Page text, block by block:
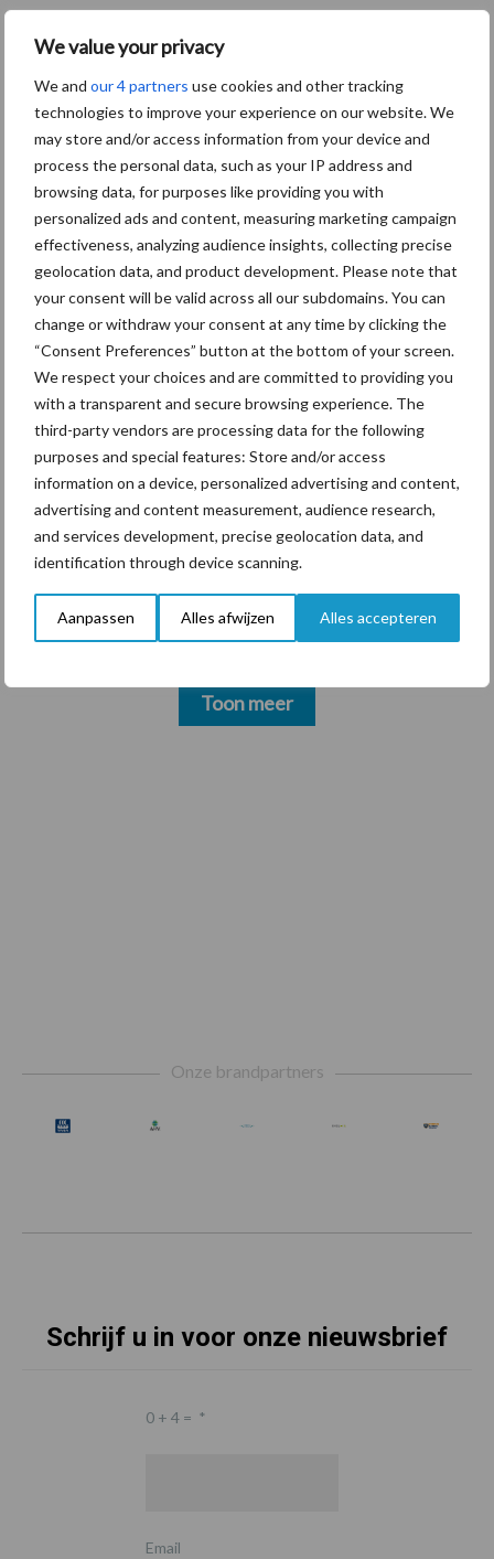
We value your privacy
We and our 4 partners use cookies and other tracking
technologies to improve your experience on our website. We
may store and/or access information from your device and
process the personal data, such as your IP address and
browsing data, for purposes like providing you with
personalized ads and content, measuring marketing campaign
effectiveness, analyzing audience insights, collecting precise
geolocation data, and product development. Please note that
your consent will be valid across all our subdomains. You can
change or withdraw your consent at any time by clicking the
“Consent Preferences” button at the bottom of your screen.
We respect your choices and are committed to providing you
with a transparent and secure browsing experience. The
third-party vendors are processing data for the following
purposes and special features: Store and/or access
information on a device, personalized advertising and content,
advertising and content measurement, audience research,
and services development, precise geolocation data, and
identification through device scanning.
Aanpassen Alles afwijzen Alles accepteren
Primaire
Sidebar
6 aug
Tien praktische tips voor een
langere levensduur
“Vraag naar praktische
hygieneoplossingen is in Polen
groter dan ooit”
5 aug
Drie Franse bedrijven over de grens
van 14.000 kilogram melk
3 aug
Pöttinger introduceert compacte
dubbelrotor-zwadhark in de hef
3 aug
Voorkeur voor eigen mechanisatie:
waar het moet
Toon meer
Onze brandpartners
Schrijf u in voor onze nieuwsbrief
0 + 4 = *
Email